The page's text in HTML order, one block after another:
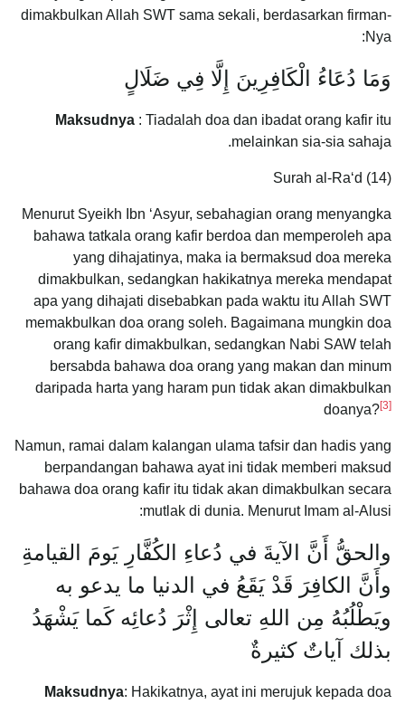
dimakbulkan Allah SWT sama sekali, berdasarkan firman-
Nya:
وَمَا دُعَاءُ الْكَافِرِينَ إِلَّا فِي ضَلَالٍ
Maksudnya : Tiadalah doa dan ibadat orang kafir itu
melainkan sia-sia sahaja.
Surah al-Ra‘d (14)
Menurut Syeikh Ibn ‘Asyur, sebahagian orang menyangka
bahawa tatkala orang kafir berdoa dan memperoleh apa
yang dihajatinya, maka ia bermaksud doa mereka
dimakbulkan, sedangkan hakikatnya mereka mendapat
apa yang dihajati disebabkan pada waktu itu Allah SWT
memakbulkan doa orang soleh. Bagaimana mungkin doa
orang kafir dimakbulkan, sedangkan Nabi SAW telah
bersabda bahawa doa orang yang makan dan minum
daripada harta yang haram pun tidak akan dimakbulkan
doanya?[3]
Namun, ramai dalam kalangan ulama tafsir dan hadis yang
berpandangan bahawa ayat ini tidak memberi maksud
bahawa doa orang kafir itu tidak akan dimakbulkan secara
mutlak di dunia. Menurut Imam al-Alusi:
والحقُّ أَنَّ الآيةَ في دُعاءِ الكُفَّارِ يَومَ القيامةِ
وأَنَّ الكافِرَ قَدْ يَقَعُ في الدنيا ما يدعو به
ويَطْلُبُهُ مِن اللهِ تعالى إِثْرَ دُعائِه كَما يَشْهَدُ
بذلك آياتٌ كثيرةٌ
Maksudnya: Hakikatnya, ayat ini merujuk kepada doa